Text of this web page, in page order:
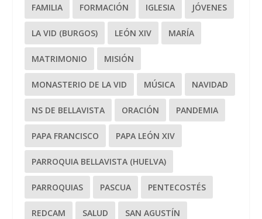
FAMILIA FORMACIÓN IGLESIA JÓVENES
LA VID (BURGOS) LEÓN XIV MARÍA
MATRIMONIO MISIÓN
MONASTERIO DE LA VID MÚSICA NAVIDAD
NS DE BELLAVISTA ORACIÓN PANDEMIA
PAPA FRANCISCO PAPA LEÓN XIV
PARROQUIA BELLAVISTA (HUELVA)
PARROQUIAS PASCUA PENTECOSTÉS
REDCAM SALUD SAN AGUSTÍN